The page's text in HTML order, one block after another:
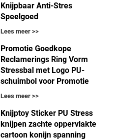
Knijpbaar Anti-Stres
Speelgoed
Lees meer >>
Promotie Goedkope
Reclamerings Ring Vorm
Stressbal met Logo PU-
schuimbol voor Promotie
Lees meer >>
Knijptoy Sticker PU Stress
knijpen zachte oppervlakte
cartoon konijn spanning